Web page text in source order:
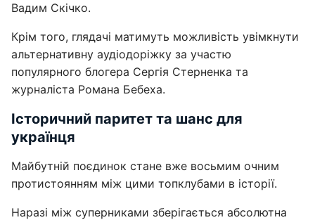
Вадим Скічко.
Крім того, глядачі матимуть можливість увімкнути
альтернативну аудіодоріжку за участю
популярного блогера Сергія Стерненка та
журналіста Романа Бебеха.
Історичний паритет та шанс для
українця
Майбутній поєдинок стане вже восьмим очним
протистоянням між цими топклубами в історії.
Наразі між суперниками зберігається абсолютна